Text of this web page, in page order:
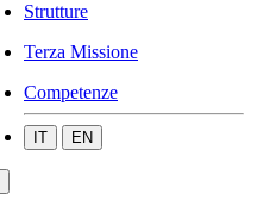
Strutture
Terza Missione
Competenze
IT EN